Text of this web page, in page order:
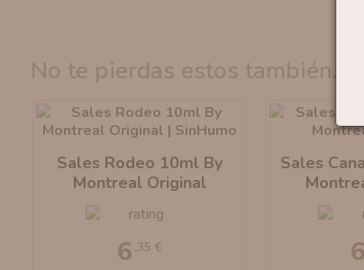
no te pierdas estos también...
Sales Rodeo 10ml By
Montreal Original
6 ,35 €
Sales
6